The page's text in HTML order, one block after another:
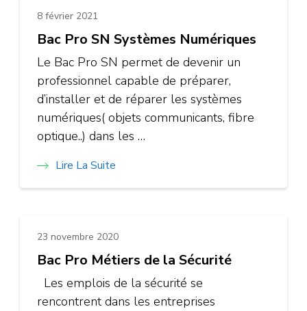
8 février 2021
Bac Pro SN Systèmes Numériques
Le Bac Pro SN permet de devenir un
professionnel capable de préparer,
d’installer et de réparer les systèmes
numériques( objets communicants, fibre
optique..) dans les …
Lire La Suite
23 novembre 2020
Bac Pro Métiers de la Sécurité
Les emplois de la sécurité se
rencontrent dans les entreprises